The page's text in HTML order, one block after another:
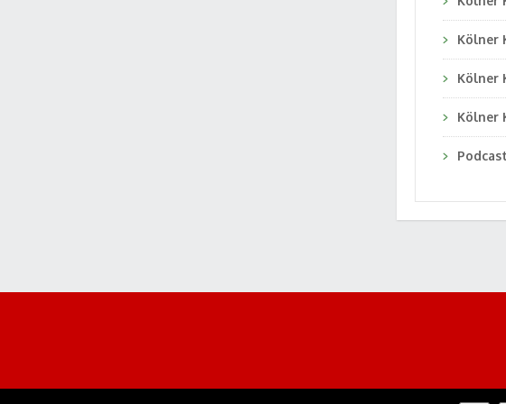
Kölner
Kölner
Kölner
Podcast